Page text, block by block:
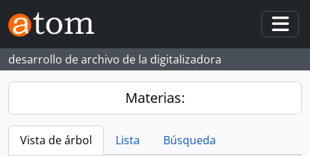
Skip to main content
desarrollo de archivo de la digitalizadora
Materias:
Vista de árbol Lista
Búsqueda